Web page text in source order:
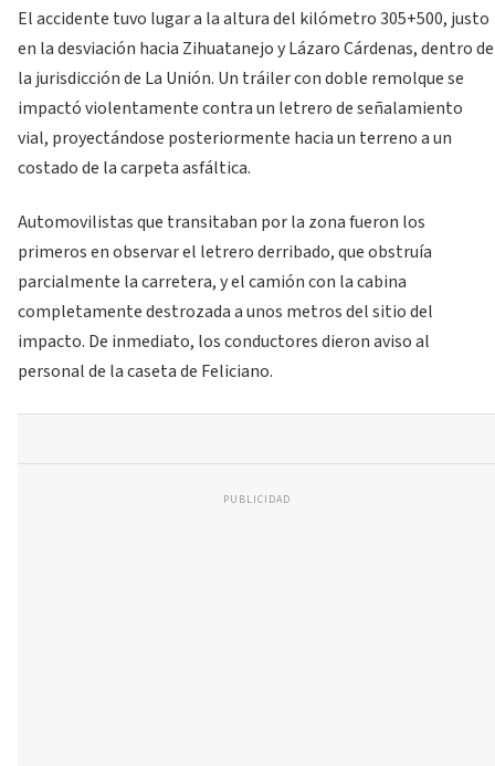
El accidente tuvo lugar a la altura del kilómetro 305+500, justo
en la desviación hacia Zihuatanejo y Lázaro Cárdenas, dentro de
la jurisdicción de La Unión. Un tráiler con doble remolque se
impactó violentamente contra un letrero de señalamiento
vial, proyectándose posteriormente hacia un terreno a un
costado de la carpeta asfáltica.
Automovilistas que transitaban por la zona fueron los
primeros en observar el letrero derribado, que obstruía
parcialmente la carretera, y el camión con la cabina
completamente destrozada a unos metros del sitio del
impacto. De inmediato, los conductores dieron aviso al
personal de la caseta de Feliciano.
PUBLICIDAD